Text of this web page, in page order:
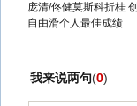
庞清/佟健莫斯科折桂 创
自由滑个人最佳成绩
我来说两句(0)